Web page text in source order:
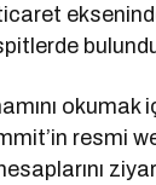
okumak
resmi